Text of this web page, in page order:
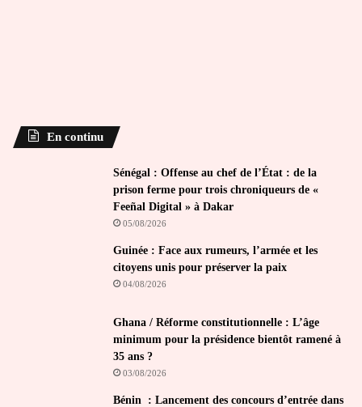
En continu
Sénégal : Offense au chef de l’État : de la
prison ferme pour trois chroniqueurs de «
Feeñal Digital » à Dakar
05/08/2026
Guinée : Face aux rumeurs, l’armée et les
citoyens unis pour préserver la paix
04/08/2026
Ghana / Réforme constitutionnelle : L’âge
minimum pour la présidence bientôt ramené à
35 ans ?
03/08/2026
Bénin : Lancement des concours d’entrée dans